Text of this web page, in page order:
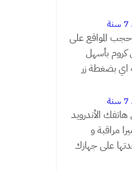
المواقع على
بأسهل
اي بضغطة زر
الأندرويد
مراقبة و
على جهازك